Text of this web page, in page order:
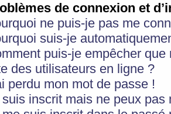
de connexion et
ne puis-je pas me
suis-je
puis-je empêcher
des utilisateurs en ligne ?
perdu mon mot de passe !
inscrit mais ne peux pas